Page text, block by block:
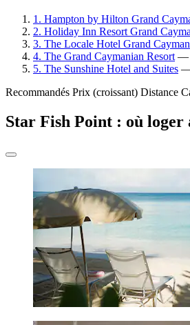
1. Hampton by Hilton Grand
2. Holiday Inn Resort Grand
3. The Locale Hotel Grand Cayman
4. The Grand Caymanian Resort —
5. The Sunshine Hotel and Suites —
Recommandés Prix (croissant) Distance
Star Fish Point : où loger